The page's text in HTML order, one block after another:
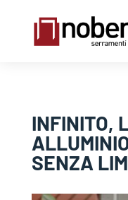
INFINITO,
SENZA